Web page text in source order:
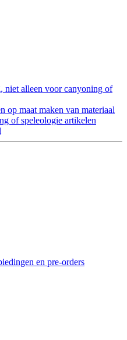
niet alleen voor canyoning of
op maat maken van materiaal
of speleologie artikelen
en pre-orders